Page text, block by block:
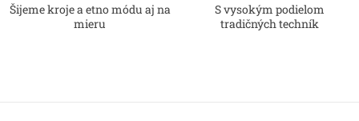
Šijeme kroje a etno módu aj na
mieru
S vysokým podielom
tradičných techník